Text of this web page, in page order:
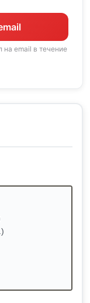
на email в течение